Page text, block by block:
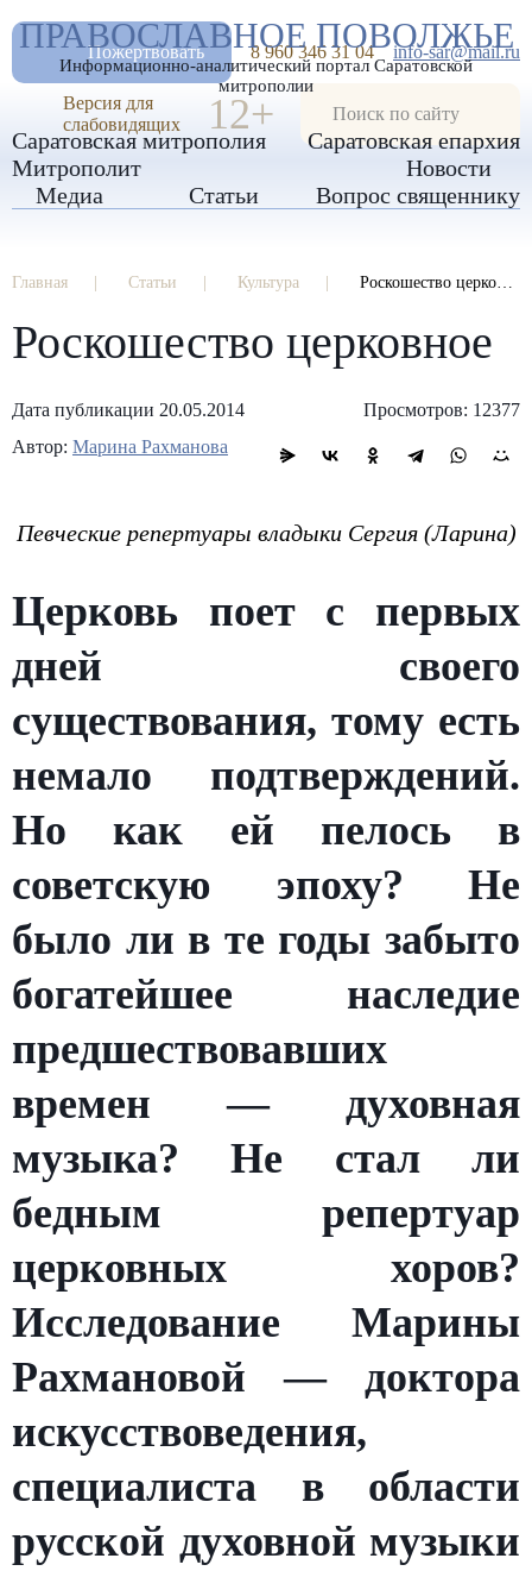
РАЗМЕР ШРИФТА А А А
ИЗОБРАЖЕНИЯ
ПРАВОСЛАВНОЕ ПОВОЛЖЬЕ
Информационно-аналитический портал Саратовской
митрополии
Пожертвовать 8 960 346 31 04 info-sar@mail.ru
Версия для
слабовидящих
12+
Саратовская митрополия
Саратовская епархия
Митрополит
Новости
Медиа
Статьи Вопрос священнику
Главная Статьи Культура Роскошество церковное
Роскошество церковное
Дата публикации 20.05.2014
Просмотров: 12377
Автор: Марина Рахманова
Певческие репертуары владыки Сергия (Ларина)
Церковь поет с первых
дней своего
существования, тому есть
немало подтверждений.
Но как ей пелось в
советскую эпоху? Не
было ли в те годы забыто
богатейшее наследие
предшествовавших
времен — духовная
музыка? Не стал ли
бедным репертуар
церковных хоров?
Исследование Марины
Рахмановой — доктора
искусствоведения,
специалиста в области
русской духовной музыки